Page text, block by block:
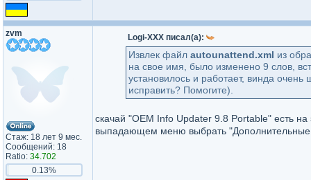
zvm
Стаж: 18 лет 9 мес.
Сообщений: 18
Ratio: 34.702
0.13%
Logi-XXX писал(а):
Извлек файл autounattend.xml из
на свое имя, было изменено 9 слов,
установилось и работает, винда
исправить? Помогите).
скачай "OEM Info Updater 9.8 Portable" есть
выпадающем меню выбрать